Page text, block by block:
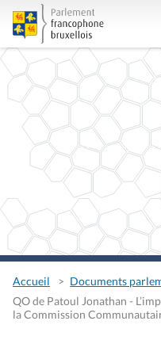
Accueil
Documents
QO de Patoul Jonathan -
la Commission